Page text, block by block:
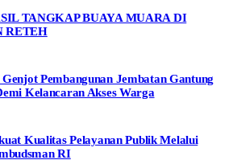
TANGKAP BUAYA MUARA DI
RETEH
Pembangunan Jembatan Gantung
Kelancaran Akses Warga
Kualitas Pelayanan Publik Melalui
RI